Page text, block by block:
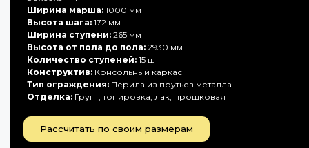
Ширина марша: 1000 мм
Высота шага: 172 мм
Ширина ступени: 265 мм
Высота от пола до пола: 2930 мм
Количество ступеней: 15 шт
Конструктив: Консольный каркас
Тип ограждения: Перила из прутьев металла
Отделка: Грунт, тонировка, лак, прошковая
Рассчитать по своим размерам